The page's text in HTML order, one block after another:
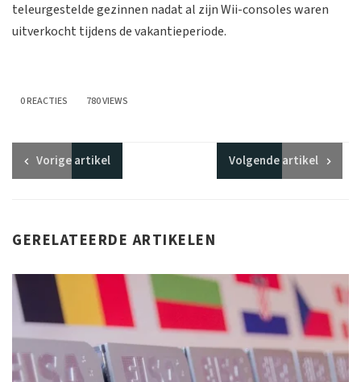
teleurgestelde gezinnen nadat al zijn Wii-consoles waren
uitverkocht tijdens de vakantieperiode.
0 REACTIES 780 VIEWS
Vorigeartikel Volgendeartikel
GERELATEERDE ARTIKELEN